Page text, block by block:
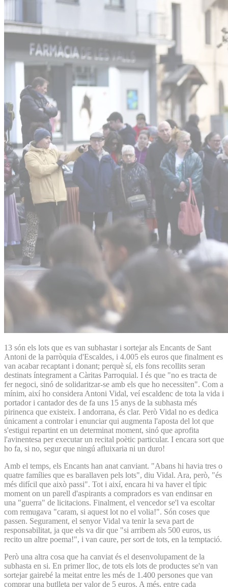
13 són els lots que es van subhastar i sortejar als Encants de Sant
Antoni de la parròquia d'Escaldes, i 4.005 els euros que finalment es
van acabar recaptant i donant; perquè sí, els fons recollits seran
destinats íntegrament a Càritas Parroquial. I és que "no es tracta de
fer negoci, sinó de solidaritzar-se amb els que ho necessiten". Com a
mínim, així ho considera Antoni Vidal, veí escaldenc de tota la vida i
portador i cantador des de fa uns 15 anys de la subhasta més
pirinenca que existeix. I andorrana, és clar. Però Vidal no es dedica
únicament a controlar i enunciar qui augmenta l'aposta del lot que
s'estigui repartint en un determinat moment, sinó que aprofita
l'avinentesa per executar un recital poètic particular. I encara sort que
ho fa, si no, segur que ningú afluixaria ni un duro!
Amb el temps, els Encants han anat canviant. "Abans hi havia tres o
quatre famílies que es barallaven pels lots", diu Vidal. Ara, però, "és
més difícil que això passi". Tot i així, encara hi va haver el típic
moment on un parell d'aspirants a compradors es van endinsar en
una "guerra" de licitacions. Finalment, el vencedor se'l va escoltar
com remugava "caram, si aquest lot no el volia!". Són coses que
passen. Segurament, el senyor Vidal va tenir la seva part de
responsabilitat, ja que els va dir que "si arribem als 500 euros, us
recito un altre poema!", i van caure, per sort de tots, en la temptació.
Però una altra cosa que ha canviat és el desenvolupament de la
subhasta en si. En primer lloc, de tots els lots de productes se'n van
sortejar gairebé la meitat entre les més de 1.400 persones que van
comprar una butlleta per valor de 5 euros. A més, entre cada